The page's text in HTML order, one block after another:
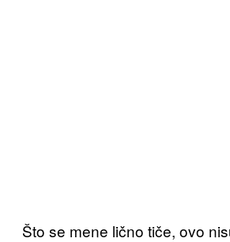
Što se mene lično tiče, ovo